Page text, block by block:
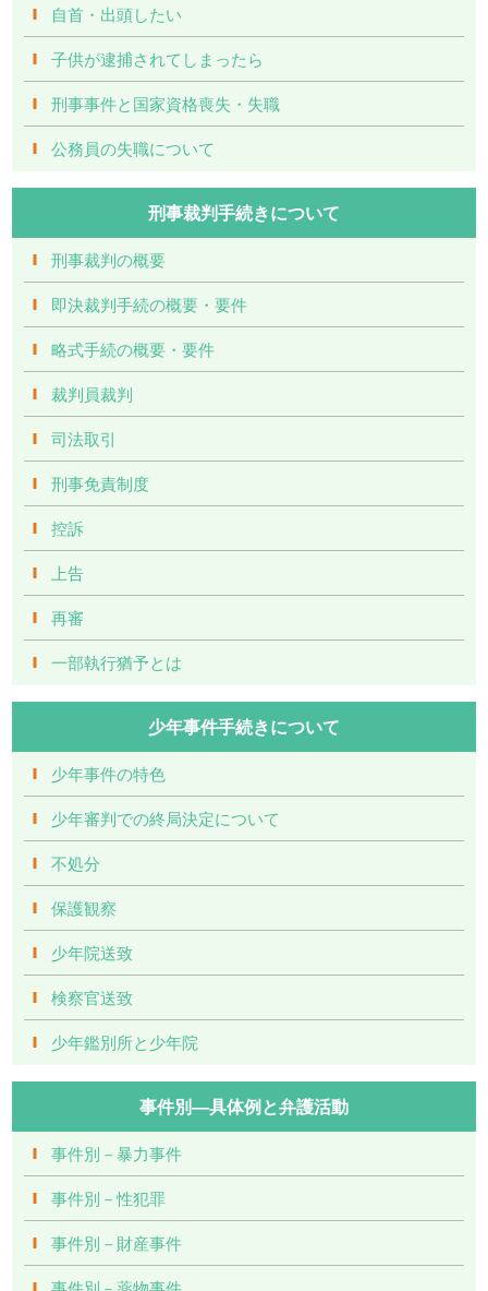
自首・出頭したい
子供が逮捕されてしまったら
刑事事件と国家資格喪失・失職
公務員の失職について
刑事裁判手続きについて
刑事裁判の概要
即決裁判手続の概要・要件
略式手続の概要・要件
裁判員裁判
司法取引
刑事免責制度
控訴
上告
再審
一部執行猶予とは
少年事件手続きについて
少年事件の特色
少年審判での終局決定について
不処分
保護観察
少年院送致
検察官送致
少年鑑別所と少年院
事件別―具体例と弁護活動
事件別－暴力事件
事件別－性犯罪
事件別－財産事件